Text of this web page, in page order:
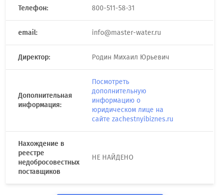
Телефон: 800-511-58-31
email: info@master-water.ru
Директор: Родин Михаил Юрьевич
Дополнительная
информация:
Посмотреть
дополнительную
информацию о
юридическом лице на
сайте zachestnyibiznes.ru
Нахождение в
реестре
недобросовестных
поставщиков
НЕ НАЙДЕНО